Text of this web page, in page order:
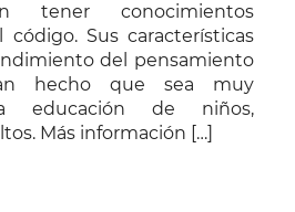
tener conocimientos
Sus características
del pensamiento
hecho que sea muy
educación de niños,
Más información […]